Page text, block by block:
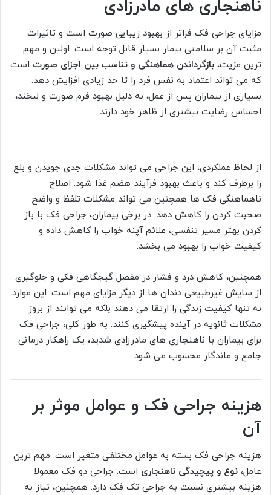
ناهنجاری های مادرزادی
مزایای جراحی فک فراتر از بهبود زیبایی صورت است و تاثیرات
مثبت آن بر سلامتی بیمار بسیار قابل توجه است. اولین و مهم
ترین مزیت، بازگرداندن هماهنگی و تناسب بین اجزای صورت است
که می تواند اعتماد به نفس فرد را تا حد زیادی افزایش دهد.
بسیاری از بیماران پس از عمل، به دلیل بهبود فرم صورت و لبخند،
احساس رضایت بیشتری از ظاهر خود دارند.
از لحاظ عملکردی، این جراحی می تواند مشکلات جدی جویدن و بلع
را برطرف کند و باعث بهبود فرآیند هضم غذا شود. اصلاح
ناهماهنگی فک ها همچنین می تواند مشکلات تلفظ و واضح
صحبت کردن را کاهش دهد. در برخی بیماران، جراحی فک با باز
کردن بهتر مسیر تنفسی، علائم آپنه خواب را کاهش داده و
کیفیت خواب را بهبود می بخشد.
همچنین، کاهش درد و فشار در مفصل گیجگاهی فکی و جلوگیری
از سایش غیرطبیعی دندان ها از دیگر مزایای مهم است. این موارد
نه تنها کیفیت زندگی را ارتقا می دهند بلکه می توانند از بروز
مشکلات ثانویه در آینده پیشگیری کنند. به طور کلی، جراحی فک
برای بیماران با ناهنجاری های مادرزادی شدید، یک راهکار درمانی
جامع و ماندگار محسوب می شود.
هزینه جراحی فک و عوامل موثر بر
آن
هزینه جراحی فک بسته به عوامل مختلفی متغیر است. مهم ترین
عامل، نوع و پیچیدگی ناهنجاری است. جراحی دو فک معمولا
هزینه بیشتری نسبت به جراحی تک فک دارد. همچنین، نیاز به